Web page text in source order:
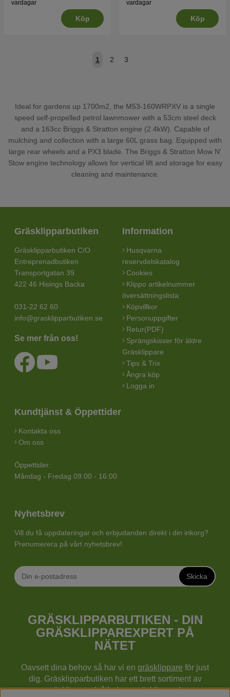
vardagar
Köp
vardagar
Köp
1 2 3
Ideal for gardens up 1700m2, the M53-160WRPXV is a single
speed self-propelled petrol lawnmower with a 53cm steel deck
and a 163cc Briggs & Stratton engine (2.4kW). Capable of
mulching and collection with a large 60L grass bag. Equipped with
large rear wheels and a PX3 blade. The Briggs & Stratton Mow N'
Stow engine technology allows for vertical lift and storage for easy
cleaning and maintenance.
Gräsklipparbutiken
Gräsklipparbutiken C/O
Entreprenadbutiken
Transportgatan 39
422 46 Hisings Backa
031-22 62 60
info@grasklipparbutiken.se
Se mer från oss!
Information
Husqvarna
reservdelskatalog
Cookies
Klippo artikelnummer
översättningslista
Köpvillkor
Personuppgifter
Retur(PDF)
Sprängskisser för äldre
Gräsklippare
Tips & Trix
Ångra köp
Logga in
Kundtjänst & Öppettider
Kontakta oss
Om oss
Öppettider:
Måndag - Fredag 09.00 - 16:00
Nyhetsbrev
Vill du få uppdateringar och erbjudanden direkt i din inkorg?
Prenumerera på vårt nyhetsbrev!
Skicka
GRÄSKLIPPARBUTIKEN - DIN
GRÄSKLIPPAREXPERT PÅ
NÄTET
Oavsett dina behov så har vi en gräsklippare för just
dig. Gräsklipparbutiken har ett brett sortiment av
gräsklippare (gå bakom gräsklippare),